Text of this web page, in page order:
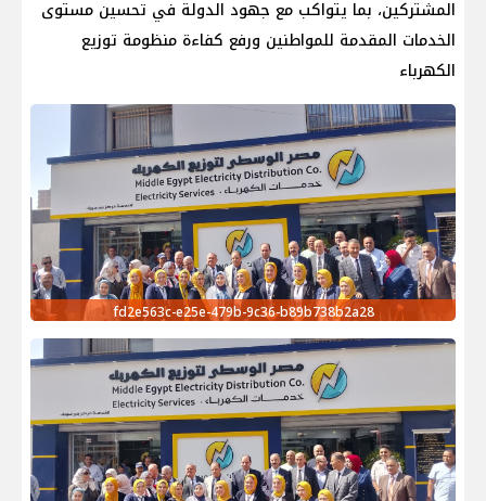
المشتركين، بما يتواكب مع جهود الدولة في تحسين مستوى
الخدمات المقدمة للمواطنين ورفع كفاءة منظومة توزيع
الكهرباء
fd2e563c-e25e-479b-9c36-b89b738b2a28